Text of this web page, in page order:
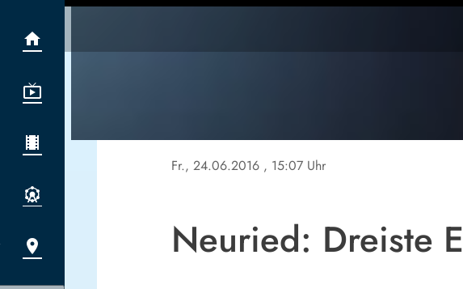
Fr., 24.06.2016 , 15:07 Uhr
Neuried: Dreiste